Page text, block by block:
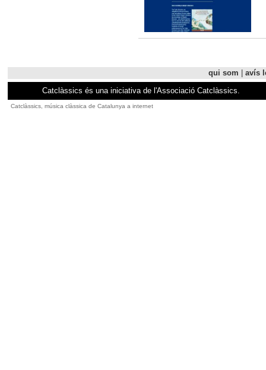
qui som
avís
Catclàssics és una iniciativa de l'Associació Catclàssics.
Catclàssics, música clàssica de Catalunya a internet